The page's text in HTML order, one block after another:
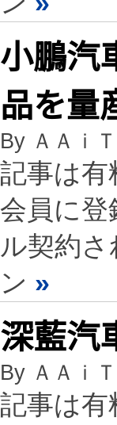
小鵬汽
品を量
By ＡＡｉ
記事は
会員に
ル契約
ン »
深藍汽
By ＡＡｉ
記事は